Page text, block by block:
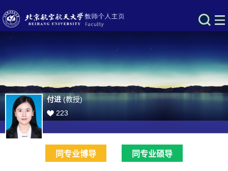
付进(教授)
223
同专业博导 同专业硕导